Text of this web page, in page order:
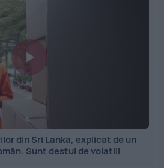
din Sri Lanka, explicat de un
Sunt destul de volatili